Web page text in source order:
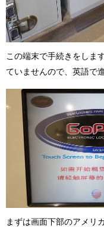
この端末で手続きをしま
ていませんので、英語で
まずは画面下部のアメリ